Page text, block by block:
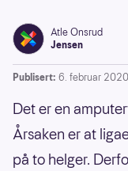
Atle Onsrud
Jensen
Publisert: 6. februar 2020
Det er en
Årsaken er at
på to helger.